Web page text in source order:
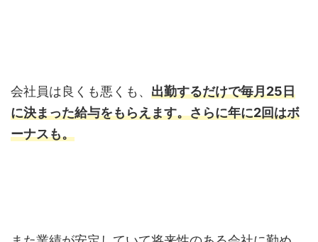
会社員は良くも悪くも、 出勤するだけで毎月25日
に決まった給与をもらえます。さらに年に2回はボ
ーナスも。